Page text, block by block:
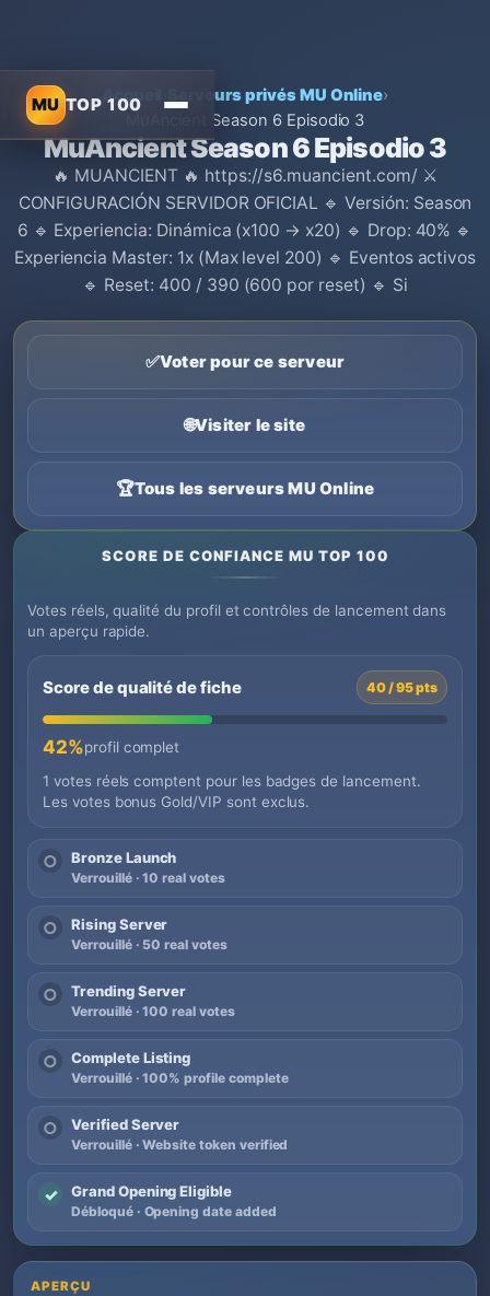
MU TOP 100
Accueil Serveurs privés MU Online›
MuAncient Season 6 Episodio 3
MuAncient Season 6 Episodio 3
🔥 MUANCIENT 🔥 https://s6.muancient.com/ ⚔️
CONFIGURACIÓN SERVIDOR OFICIAL 🔹 Versión: Season
6 🔹 Experiencia: Dinámica (x100 → x20) 🔹 Drop: 40% 🔹
Experiencia Master: 1x (Max level 200) 🔹 Eventos activos
🔹 Reset: 400 / 390 (600 por reset) 🔹 Si
✅Voter pour ce serveur
🌐Visiter le site
🏆Tous les serveurs MU Online
SCORE DE CONFIANCE MU TOP 100
Votes réels, qualité du profil et contrôles de lancement dans
un aperçu rapide.
Score de qualité de fiche 40 / 95 pts
42%profil complet
1 votes réels comptent pour les badges de lancement.
Les votes bonus Gold/VIP sont exclus.
○ Bronze Launch
Verrouillé · 10 real votes
○ Rising Server
Verrouillé · 50 real votes
○ Trending Server
Verrouillé · 100 real votes
○ Complete Listing
Verrouillé · 100% profile complete
○ Verified Server
Verrouillé · Website token verified
✓ Grand Opening Eligible
Débloqué · Opening date added
APERÇU